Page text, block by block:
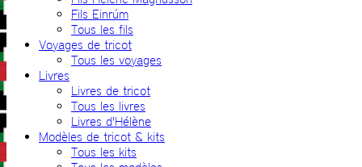
Fils Einrúm
Tous les fils
Voyages de tricot
Tous les voyages
Livres
Livres de tricot
Tous les livres
Livres d'Hélène
Modèles de tricot & kits
Tous les kits